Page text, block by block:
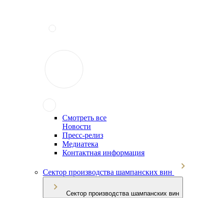
Смотреть все
Новости
Пресс-релиз
Медиатека
Контактная информация
Сектор производства шампанских вин
Сектор производства шампанских вин